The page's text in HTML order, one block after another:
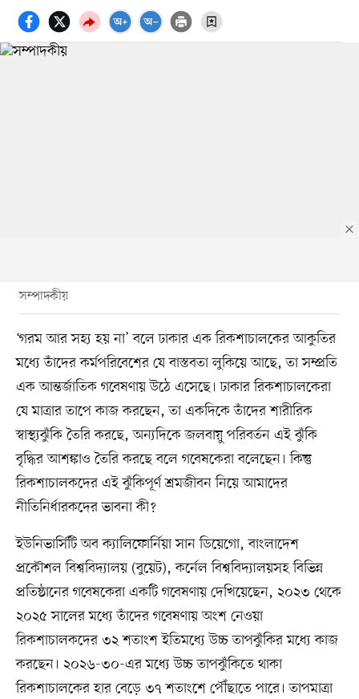
সম্পাদকীয়
‘গরম আর সহ্য হয় না’ বলে ঢাকার এক রিকশাচালকের আকুতির
মধ্যে তাঁদের কর্মপরিবেশের যে বাস্তবতা লুকিয়ে আছে, তা সম্প্রতি
এক আন্তর্জাতিক গবেষণায় উঠে এসেছে। ঢাকার রিকশাচালকেরা
যে মাত্রার তাপে কাজ করছেন, তা একদিকে তাঁদের শারীরিক
স্বাস্থ্যঝুঁকি তৈরি করছে, অন্যদিকে জলবায়ু পরিবর্তন এই ঝুঁকি
বৃদ্ধির আশঙ্কাও তৈরি করছে বলে গবেষকেরা বলেছেন। কিন্তু
রিকশাচালকদের এই ঝুঁকিপূর্ণ শ্রমজীবন নিয়ে আমাদের
নীতিনির্ধারকদের ভাবনা কী?
ইউনিভার্সিটি অব ক্যালিফোর্নিয়া সান ডিয়েগো, বাংলাদেশ
প্রকৌশল বিশ্ববিদ্যালয় (বুয়েট), কর্নেল বিশ্ববিদ্যালয়সহ বিভিন্ন
প্রতিষ্ঠানের গবেষকেরা একটি গবেষণায় দেখিয়েছেন, ২০২৩ থেকে
২০২৫ সালের মধ্যে তাঁদের গবেষণায় অংশ নেওয়া
রিকশাচালকদের ৩২ শতাংশ ইতিমধ্যে উচ্চ তাপঝুঁকির মধ্যে কাজ
করছেন। ২০২৬-৩০-এর মধ্যে উচ্চ তাপঝুঁকিতে থাকা
রিকশাচালকের হার বেড়ে ৩৭ শতাংশে পৌঁছাতে পারে। তাপমাত্রা